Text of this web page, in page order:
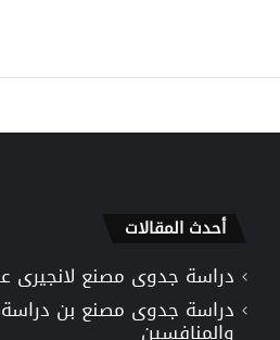
أحدث المقالات
دراسة جدوى مصنع لانجيرى
دراسة جدوى مصنع بن دراسة
والمنافسين